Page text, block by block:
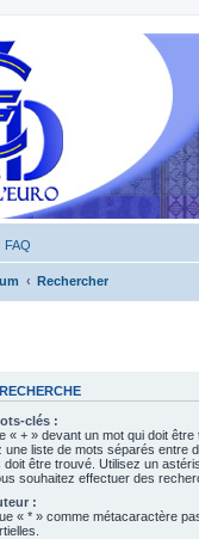
FAQ
Rechercher
clés :
« + » devant un mot qui doit
une liste de mots séparés entre
doit être trouvé. Utilisez un
souhaitez effectuer des
:
« * » comme métacaractère